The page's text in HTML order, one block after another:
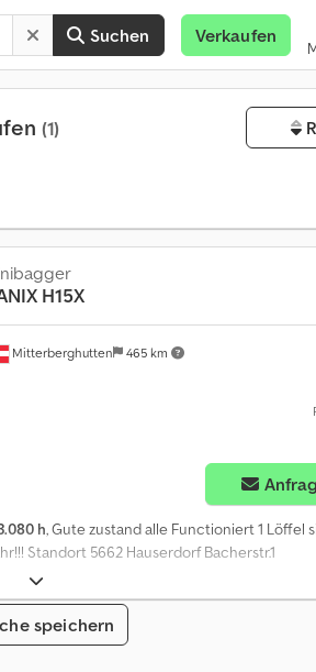
Suchen Verkaufen
(1)
Mitterberghutten 465 km
H15X
h, Gute zustand alle Functioniert 1 Löffel
Standort 5662 Hauserdorf Bacherstr.1
speichern